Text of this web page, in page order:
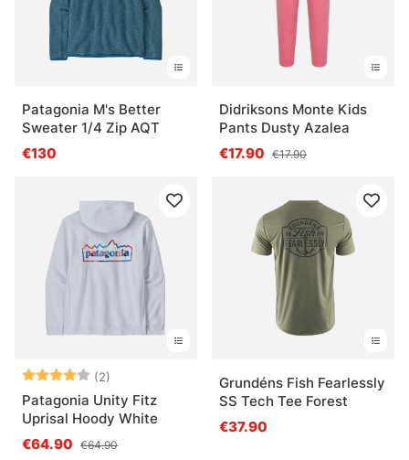
Patagonia M's Better
Sweater 1/4 Zip AQT
€130
Didriksons Monte Kids
Pants Dusty Azalea
€17.90 €17.90
Arvio: (2)
4.0 5:sta tähdestä
Patagonia Unity Fitz
Uprisal Hoody White
€64.90 €64.90
Grundéns Fish Fearlessly
SS Tech Tee Forest
€37.90